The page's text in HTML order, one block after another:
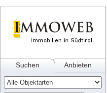
Suchen Anbieten